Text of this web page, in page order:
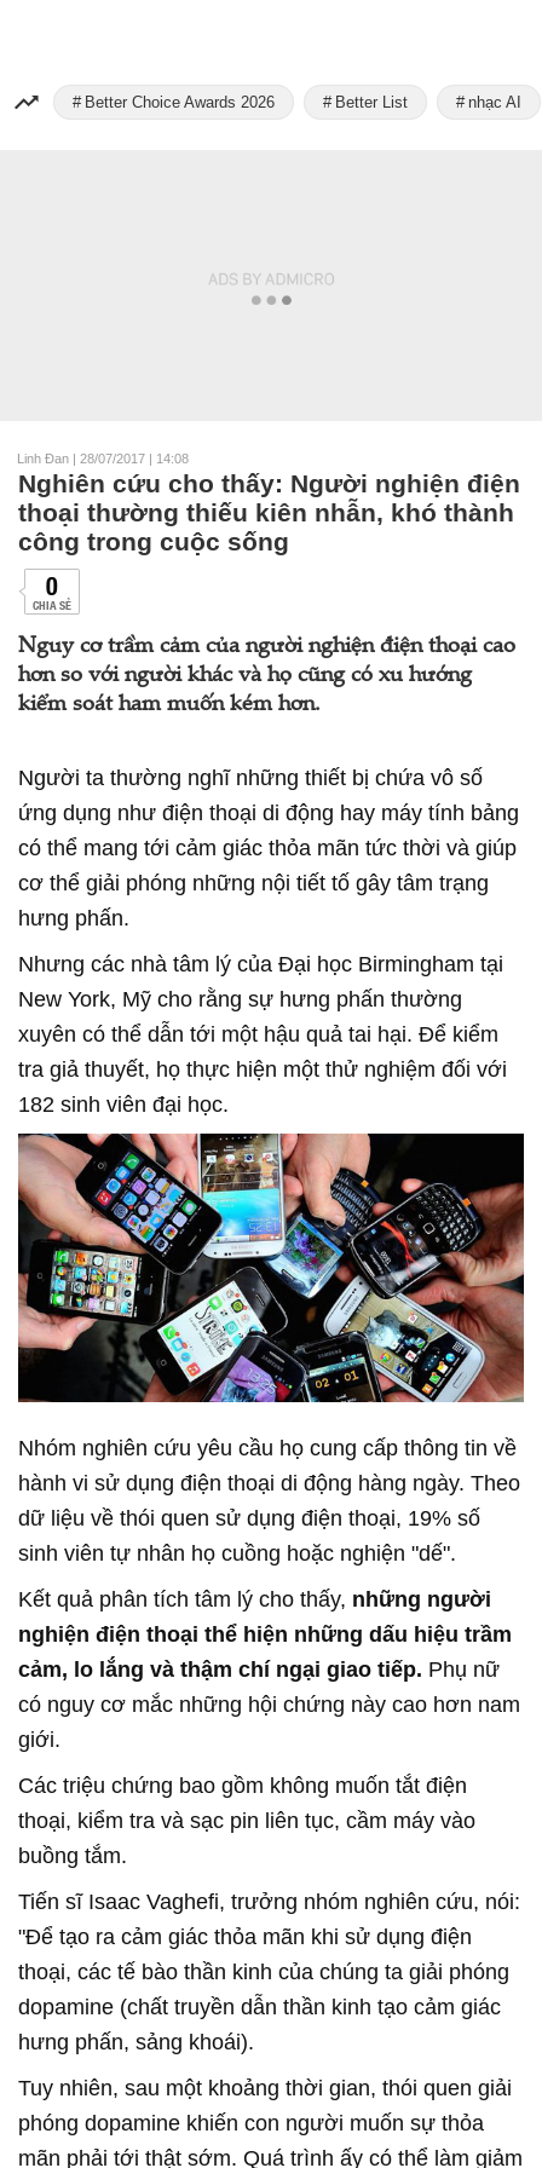
Better Choice Awards 2026 Better List nhạc AI
Linh Đan | 28/07/2017 | 14:08
Nghiên cứu cho thấy: Người nghiện điện
thoại thường thiếu kiên nhẫn, khó thành
công trong cuộc sống
0
CHIA SẺ
Nguy cơ trầm cảm của người nghiện điện thoại cao
hơn so với người khác và họ cũng có xu hướng
kiểm soát ham muốn kém hơn.
Người ta thường nghĩ những thiết bị chứa vô số
ứng dụng như điện thoại di động hay máy tính bảng
có thể mang tới cảm giác thỏa mãn tức thời và giúp
cơ thể giải phóng những nội tiết tố gây tâm trạng
hưng phấn.
Nhưng các nhà tâm lý của Đại học Birmingham tại
New York, Mỹ cho rằng sự hưng phấn thường
xuyên có thể dẫn tới một hậu quả tai hại. Để kiểm
tra giả thuyết, họ thực hiện một thử nghiệm đối với
182 sinh viên đại học.
Nhóm nghiên cứu yêu cầu họ cung cấp thông tin về
hành vi sử dụng điện thoại di động hàng ngày. Theo
dữ liệu về thói quen sử dụng điện thoại, 19% số
sinh viên tự nhân họ cuồng hoặc nghiện "dế".
Kết quả phân tích tâm lý cho thấy, những người
nghiện điện thoại thể hiện những dấu hiệu trầm
cảm, lo lắng và thậm chí ngại giao tiếp. Phụ nữ
có nguy cơ mắc những hội chứng này cao hơn nam
giới.
Các triệu chứng bao gồm không muốn tắt điện
thoại, kiểm tra và sạc pin liên tục, cầm máy vào
buồng tắm.
Tiến sĩ Isaac Vaghefi, trưởng nhóm nghiên cứu, nói:
"Để tạo ra cảm giác thỏa mãn khi sử dụng điện
thoại, các tế bào thần kinh của chúng ta giải phóng
dopamine (chất truyền dẫn thần kinh tạo cảm giác
hưng phấn, sảng khoái).
Tuy nhiên, sau một khoảng thời gian, thói quen giải
phóng dopamine khiến con người muốn sự thỏa
mãn phải tới thật sớm. Quá trình ấy có thể làm giảm